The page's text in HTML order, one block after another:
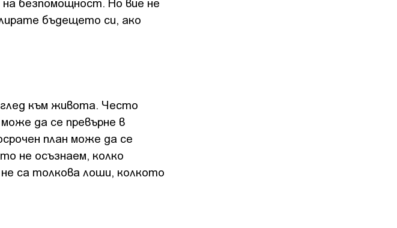
безпомощност. Но вие не
бъдещето си, ако
към живота. Често
да се превърне в
план може да се
не осъзнаем, колко
са толкова лоши, колкото